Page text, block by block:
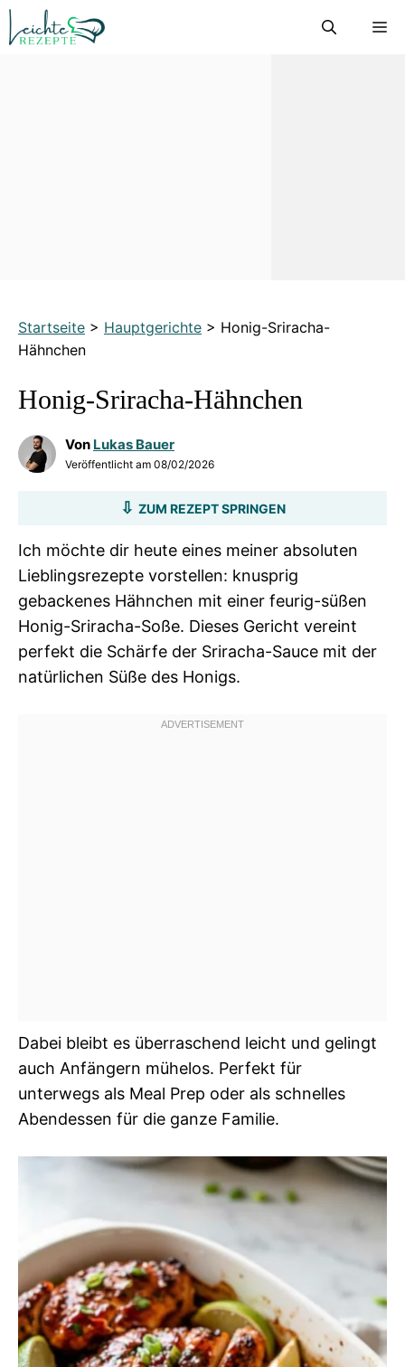
Zum
Inhalt
Startseite > Hauptgerichte > Honig-Sriracha-
Hähnchen
Honig-Sriracha-Hähnchen
Von Lukas Bauer
Veröffentlicht am 08/02/2026
ZUM REZEPT SPRINGEN
Ich möchte dir heute eines meiner absoluten
Lieblingsrezepte vorstellen: knusprig
gebackenes Hähnchen mit einer feurig-süßen
Honig-Sriracha-Soße. Dieses Gericht vereint
perfekt die Schärfe der Sriracha-Sauce mit der
natürlichen Süße des Honigs.
Dabei bleibt es überraschend leicht und gelingt
auch Anfängern mühelos. Perfekt für
unterwegs als Meal Prep oder als schnelles
Abendessen für die ganze Familie.